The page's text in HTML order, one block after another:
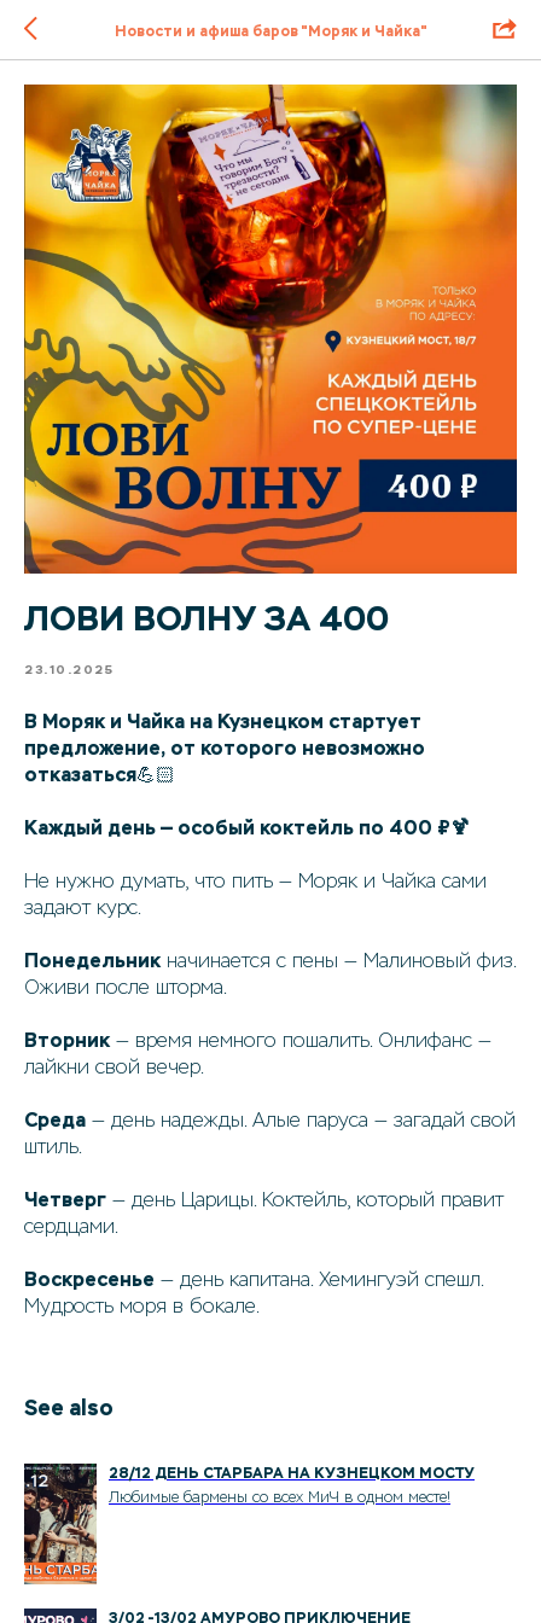
Новости и афиша баров "Моряк и Чайка"
ЛОВИ ВОЛНУ ЗА 400
23.10.2025
В Моряк и Чайка на Кузнецком стартует
предложение, от которого невозможно
отказаться💪🏻
Каждый день — особый коктейль по 400 ₽🍹
Не нужно думать, что пить — Моряк и Чайка сами
задают курс.
Понедельник начинается с пены — Малиновый физ.
Оживи после шторма.
Вторник — время немного пошалить. Онлифанс —
лайкни свой вечер.
Среда — день надежды. Алые паруса — загадай свой
штиль.
Четверг — день Царицы. Коктейль, который правит
сердцами.
Воскресенье — день капитана. Хемингуэй спешл.
Мудрость моря в бокале.
See also
28/12 ДЕНЬ СТАРБАРА НА КУЗНЕЦКОМ МОСТУ
Любимые бармены со всех МиЧ в одном месте!
3/02 -13/02 АМУРОВО ПРИКЛЮЧЕНИЕ